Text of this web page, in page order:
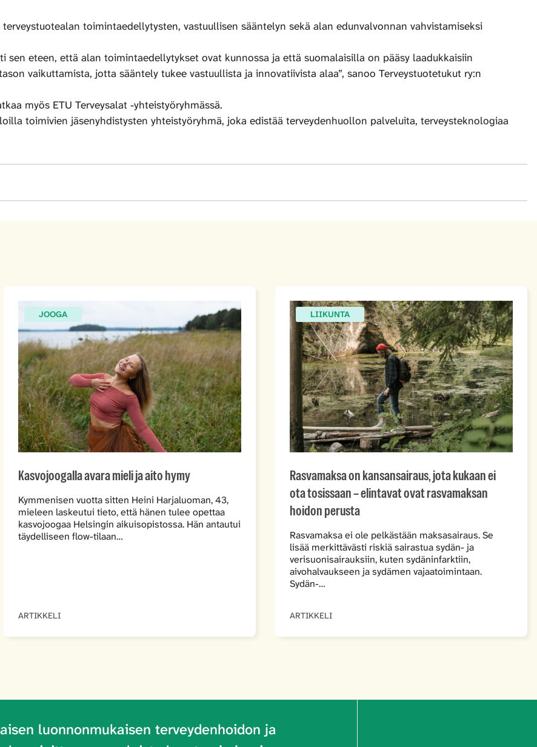
toimintaedellytysten, vastuullisen sääntelyn sekä alan edunvalvonnan vahvistamiseksi
sen eteen, että alan toimintaedellytykset ovat kunnossa ja että suomalaisilla on pääsy laadukkaisiin
vaikuttamista, jotta sääntely tukee vastuullista ja innovatiivista alaa”, sanoo Terveystuotetukut ry:n
myös ETU Terveysalat -yhteistyöryhmässä.
toimivien jäsenyhdistysten yhteistyöryhmä, joka edistää terveydenhuollon palveluita, terveysteknologiaa
JOOGA
Kasvojoogalla avara mieli ja aito hymy
Kymmenisen vuotta sitten Heini Harjaluoman, 43,
mieleen laskeutui tieto, että hänen tulee opettaa
kasvojoogaa Helsingin aikuisopistossa. Hän antautui
täydelliseen flow-tilaan…
ARTIKKELI
LIIKUNTA
Rasvamaksa on kansansairaus, jota kukaan ei
ota tosissaan – elintavat ovat rasvamaksan
hoidon perusta
Rasvamaksa ei ole pelkästään maksasairaus. Se
lisää merkittävästi riskiä sairastua sydän- ja
verisuonisairauksiin, kuten sydäninfarktiin,
aivohalvaukseen ja sydämen vajaatoimintaan.
Sydän-…
ARTIKKELI
luonnonmukaisen terveydenhoidon ja